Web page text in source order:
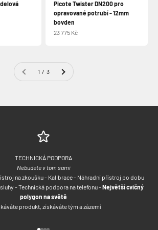
Picote Twister DN200 pro
opravované potrubí - 12mm
bovden
Prodejní cena
23 775 Kč
1 / 3
TECHNICKÁ PODPORA
Nebudete v tom sami
na zkoušku - Kalibrace - Náhradní přístroj po dobu
- Technická podpora na telefonu -Největší cvičný
polygon na světě
produkt, získáváte tým a zázemí